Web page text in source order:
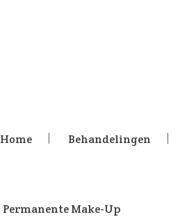
Home Behandelingen
Permanente Make-Up